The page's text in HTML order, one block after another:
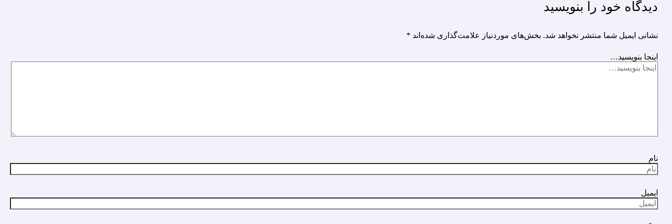
دیدگاه‌ خود را بنویسید
نشانی ایمیل شما منتشر نخواهد شد. بخش‌های موردنیاز علامت‌گذاری شده‌اند *
اینجا بنویسید…
نام
ایمیل